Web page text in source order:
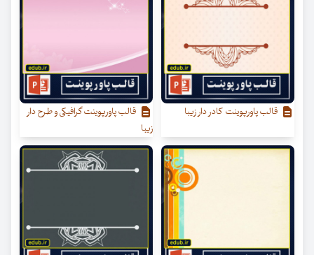
قالب پاورپوینت کادر دار زیبا
قالب پاورپوینت گرافیکی و طرح دار
زیبا